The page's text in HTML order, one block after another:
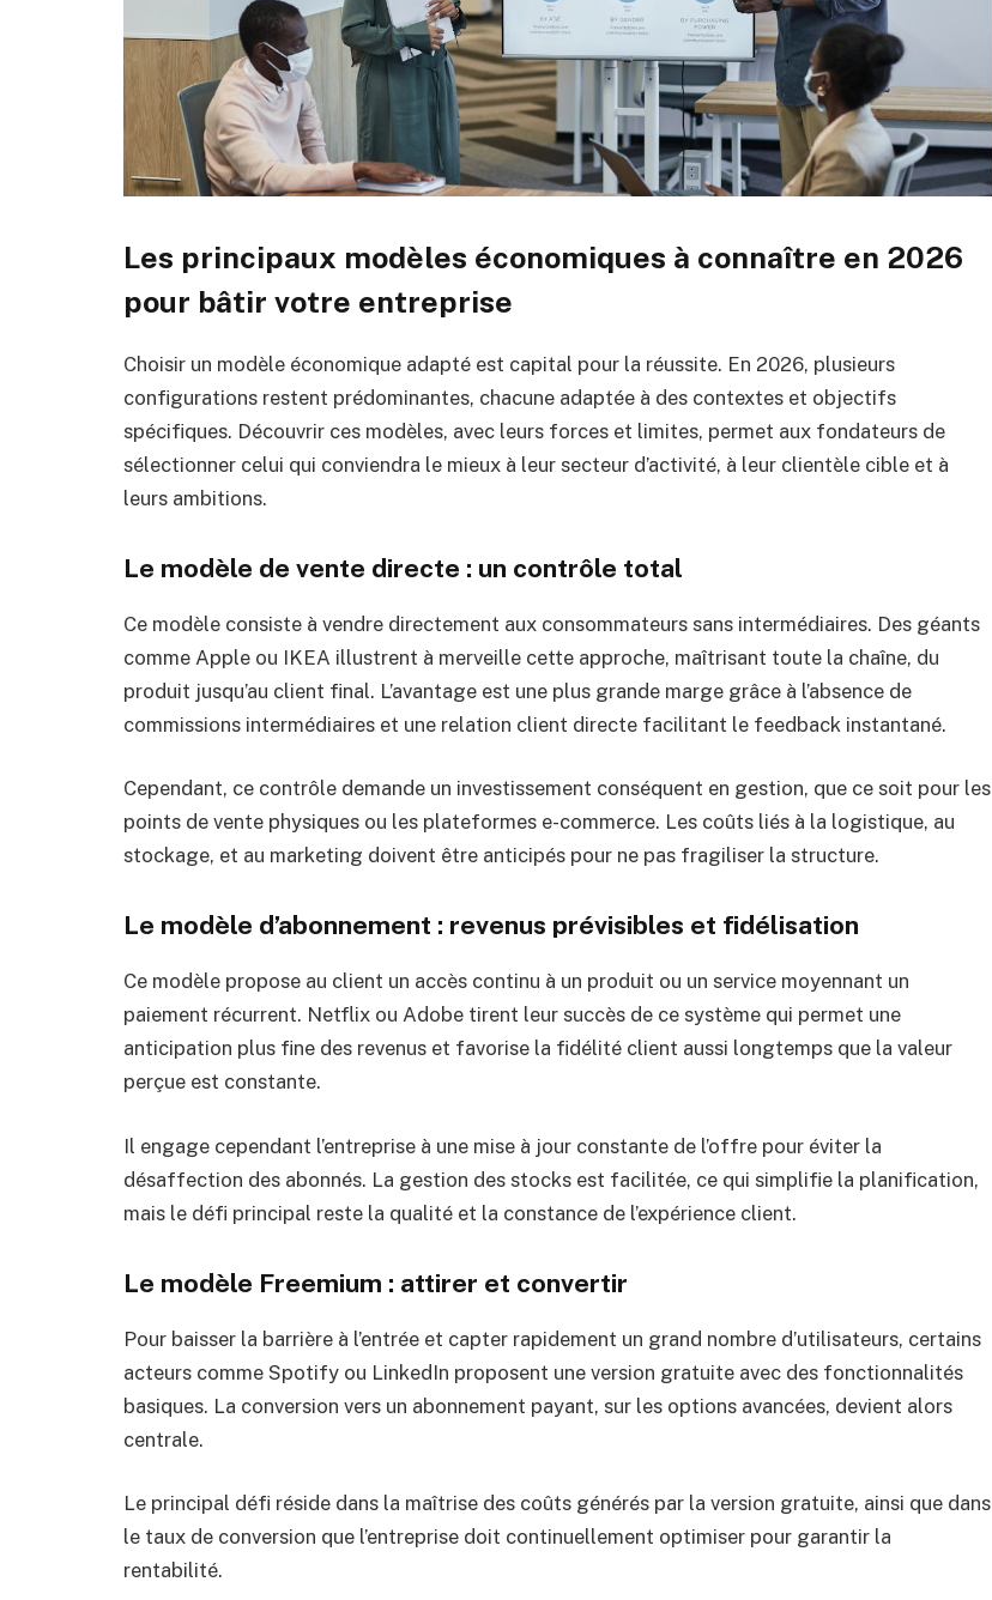
Les principaux modèles économiques à connaître en 2026
pour bâtir votre entreprise
Choisir un modèle économique adapté est capital pour la réussite. En 2026, plusieurs
configurations restent prédominantes, chacune adaptée à des contextes et objectifs
spécifiques. Découvrir ces modèles, avec leurs forces et limites, permet aux fondateurs de
sélectionner celui qui conviendra le mieux à leur secteur d’activité, à leur clientèle cible et à
leurs ambitions.
Le modèle de vente directe : un contrôle total
Ce modèle consiste à vendre directement aux consommateurs sans intermédiaires. Des géants
comme Apple ou IKEA illustrent à merveille cette approche, maîtrisant toute la chaîne, du
produit jusqu’au client final. L’avantage est une plus grande marge grâce à l’absence de
commissions intermédiaires et une relation client directe facilitant le feedback instantané.
Cependant, ce contrôle demande un investissement conséquent en gestion, que ce soit pour les
points de vente physiques ou les plateformes e-commerce. Les coûts liés à la logistique, au
stockage, et au marketing doivent être anticipés pour ne pas fragiliser la structure.
Le modèle d’abonnement : revenus prévisibles et fidélisation
Ce modèle propose au client un accès continu à un produit ou un service moyennant un
paiement récurrent. Netflix ou Adobe tirent leur succès de ce système qui permet une
anticipation plus fine des revenus et favorise la fidélité client aussi longtemps que la valeur
perçue est constante.
Il engage cependant l’entreprise à une mise à jour constante de l’offre pour éviter la
désaffection des abonnés. La gestion des stocks est facilitée, ce qui simplifie la planification,
mais le défi principal reste la qualité et la constance de l’expérience client.
Le modèle Freemium : attirer et convertir
Pour baisser la barrière à l’entrée et capter rapidement un grand nombre d’utilisateurs, certains
acteurs comme Spotify ou LinkedIn proposent une version gratuite avec des fonctionnalités
basiques. La conversion vers un abonnement payant, sur les options avancées, devient alors
centrale.
Le principal défi réside dans la maîtrise des coûts générés par la version gratuite, ainsi que dans
le taux de conversion que l’entreprise doit continuellement optimiser pour garantir la
rentabilité.